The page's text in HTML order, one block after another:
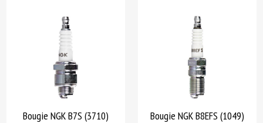
Bougie NGK B7S (3710) Bougie NGK B8EFS (1049)